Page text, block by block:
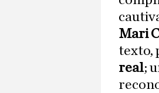
Mari
texto,
real;